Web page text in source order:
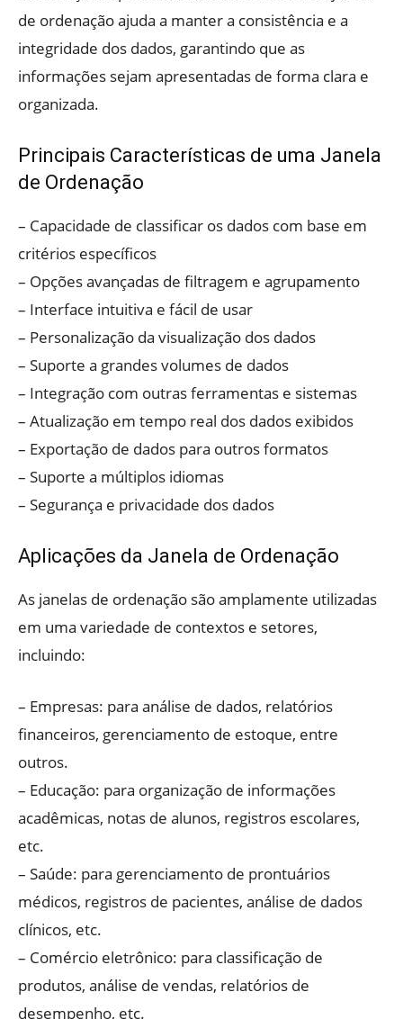
de ordenação ajuda a manter a consistência e a
integridade dos dados, garantindo que as
informações sejam apresentadas de forma clara e
organizada.
Principais Características de uma Janela
de Ordenação
– Capacidade de classificar os dados com base em
critérios específicos
– Opções avançadas de filtragem e agrupamento
– Interface intuitiva e fácil de usar
– Personalização da visualização dos dados
– Suporte a grandes volumes de dados
– Integração com outras ferramentas e sistemas
– Atualização em tempo real dos dados exibidos
– Exportação de dados para outros formatos
– Suporte a múltiplos idiomas
– Segurança e privacidade dos dados
Aplicações da Janela de Ordenação
As janelas de ordenação são amplamente utilizadas
em uma variedade de contextos e setores,
incluindo:
– Empresas: para análise de dados, relatórios
financeiros, gerenciamento de estoque, entre
outros.
– Educação: para organização de informações
acadêmicas, notas de alunos, registros escolares,
etc.
– Saúde: para gerenciamento de prontuários
médicos, registros de pacientes, análise de dados
clínicos, etc.
– Comércio eletrônico: para classificação de
produtos, análise de vendas, relatórios de
desempenho, etc.